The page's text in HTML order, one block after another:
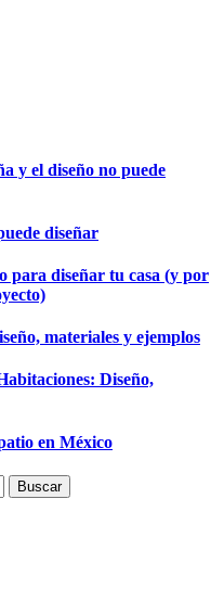
y el diseño no puede
diseñar
para diseñar tu casa (y por
materiales y ejemplos
Diseño,
en México